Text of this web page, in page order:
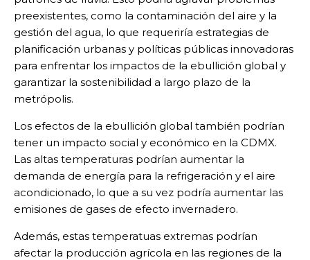
preexistentes, como la contaminación del aire y la
gestión del agua, lo que requeriría estrategias de
planificación urbanas y políticas públicas innovadoras
para enfrentar los impactos de la ebullición global y
garantizar la sostenibilidad a largo plazo de la
metrópolis.
Los efectos de la ebullición global también podrían
tener un impacto social y económico en la CDMX.
Las altas temperaturas podrían aumentar la
demanda de energía para la refrigeración y el aire
acondicionado, lo que a su vez podría aumentar las
emisiones de gases de efecto invernadero.
Además, estas temperatuas extremas podrían
afectar la producción agrícola en las regiones de la